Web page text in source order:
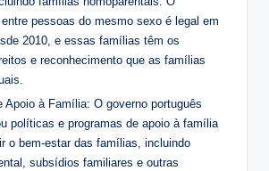
pessoas do mesmo sexo é legal em
2010, e essas famílias têm os
e reconhecimento que as famílias
Apoio à Família: O governo português
políticas e programas de apoio à família
o bem-estar das famílias, incluindo
subsídios familiares e outras